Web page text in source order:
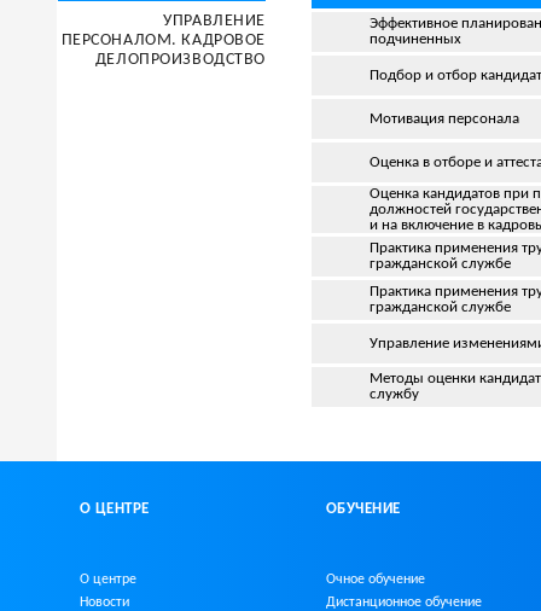
УПРАВЛЕНИЕ
ПЕРСОНАЛОМ. КАДРОВОЕ
ДЕЛОПРОИЗВОДСТВО
Эффективное
подчиненных
Подбор и отбор
Мотивация персонала
Оценка в отборе и
Оценка кандидатов при
должностей
и на включение в
Практика применения
гражданской службе
Практика применения
гражданской службе
Управление
Методы оценки
службу
О ЦЕНТРЕ
О центре
Новости
ОБУЧЕНИЕ
Очное обучение
Дистанционное обучение